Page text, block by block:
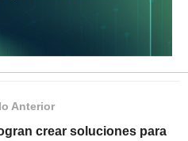
Anterior
crear soluciones para